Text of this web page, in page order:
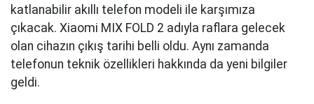
katlanabilir akıllı telefon modeli ile karşımıza
çıkacak. Xiaomi MIX FOLD 2 adıyla raflara gelecek
olan cihazın çıkış tarihi belli oldu. Aynı zamanda
telefonun teknik özellikleri hakkında da yeni bilgiler
geldi.